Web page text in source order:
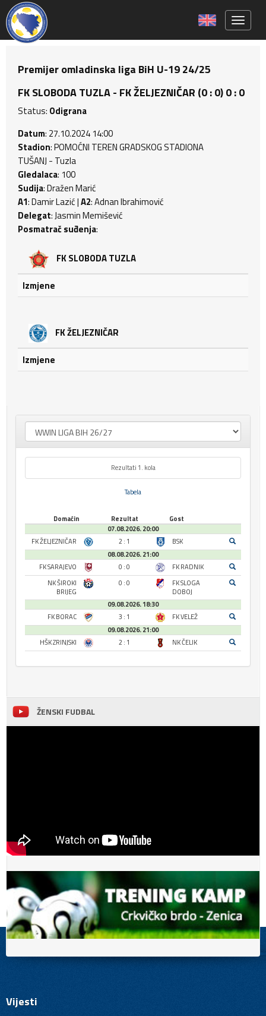
Premijer omladinska liga BiH U-19 24/25
FK SLOBODA TUZLA - FK ŽELJEZNIČAR (0 : 0) 0 : 0
Status: Odigrana
Datum: 27.10.2024 14:00
Stadion: POMOĆNI TEREN GRADSKOG STADIONA
TUŠANJ - Tuzla
Gledalaca: 100
Sudija: Dražen Marić
A1: Damir Lazić |A2: Adnan Ibrahimović
Delegat: Jasmin Memišević
Posmatrač suđenja:
FK SLOBODA TUZLA
Izmjene
FK ŽELJEZNIČAR
Izmjene
Rezultati 1. kola
Tabela
Domaćin Rezultat
Gost
07.08.2026. 20:00
FK ŽELJEZNIČAR
2 : 1
BSK
08.08.2026. 21:00
FK SARAJEVO
0 : 0
FK RADNIK
NK ŠIROKI
BRIJEG
0 : 0
FK SLOGA
DOBOJ
09.08.2026. 18:30
FK BORAC
3 : 1
FK VELEŽ
09.08.2026. 21:00
HŠK ZRINJSKI
2 : 1 NK ČELIK
ŽENSKI FUDBAL
Vijesti